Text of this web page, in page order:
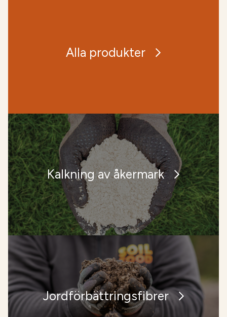
Alla produkter
Kalkning av åkermark
Jordförbättringsfibrer